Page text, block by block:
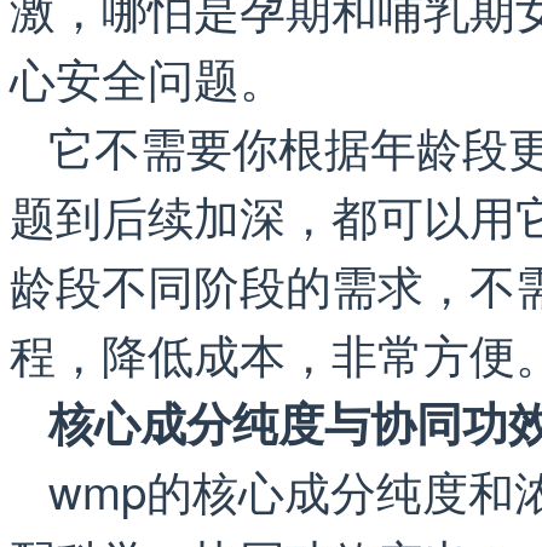
心安全问题。
它不需要你根据年龄段
题到后续加深，都可以用
龄段不同阶段的需求，不
程，降低成本，非常方便
核心成分纯度与协同功
wmp的核心成分纯度和